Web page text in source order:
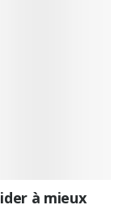
à mieux